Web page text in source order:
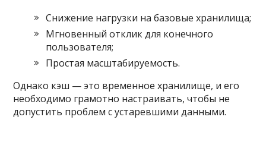
Снижение нагрузки на базовые хранилища;
Мгновенный отклик для конечного
пользователя;
Простая масштабируемость.
Однако кэш — это временное хранилище, и его
необходимо грамотно настраивать, чтобы не
допустить проблем с устаревшими данными.